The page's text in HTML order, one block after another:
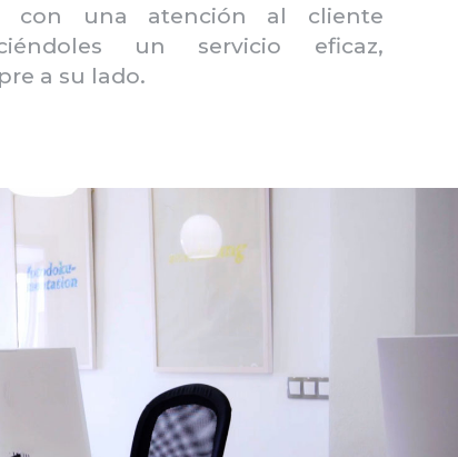
con una atención al cliente
un servicio eficaz,
a su lado.